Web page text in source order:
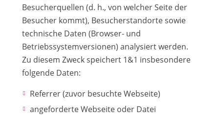
Besucherquellen (d. h., von welcher Seite der
Besucher kommt), Besucherstandorte sowie
technische Daten (Browser- und
Betriebssystemversionen) analysiert werden.
Zu diesem Zweck speichert 1&1 insbesondere
folgende Daten:
Referrer (zuvor besuchte Webseite)
angeforderte Webseite oder Datei